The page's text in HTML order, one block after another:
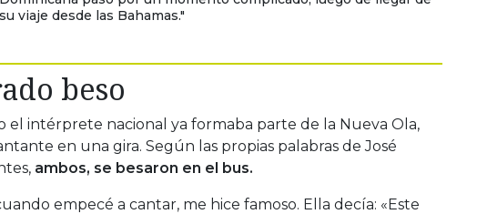
su viaje desde las Bahamas."
beso
el intérprete nacional ya formaba parte de la Nueva Ola,
en una gira. Según las propias palabras de José
ambos, se besaron en el bus.
empecé a cantar, me hice famoso. Ella decía: «Este